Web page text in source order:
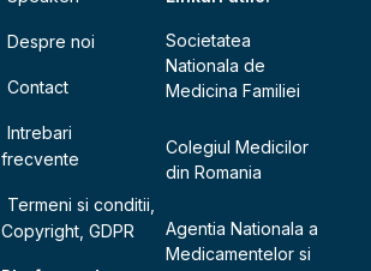
Despre noi
Contact
Intrebari
frecvente
Termeni si conditii,
Copyright, GDPR
Societatea
Nationala de
Medicina Familiei
Colegiul Medicilor
din Romania
Agentia Nationala a
Medicamentelor si